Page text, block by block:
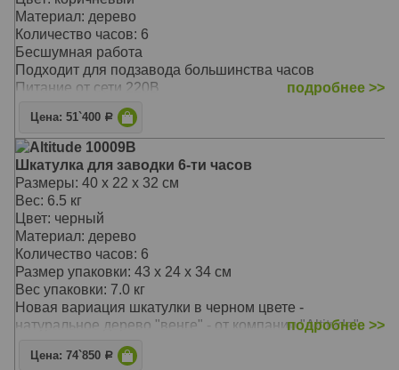
Материал: дерево
Количество часов: 6
Бесшумная работа
Подходит для подзавода большинства часов
Питание от сети 220В
Электронное табло последнего поколения
Материалы: дерево, отделка: черная кожа
3 направления вращения
от 650 до 1850 оборотов в сутки
возможность выбора пользовательского режима и
регулировка количества оборотов
Основной режим - 1850 оборотов в суткиПодушечка и
держатель - универсальные, размер регулируется под
конкретные часы
подробнее >>
Цена: 51`400 Р
Altitude 10009B
Шкатулка для заводки 6-ти часов
Размеры: 40 х 22 х 32 см
Вес: 6.5 кг
Цвет: черный
Материал: дерево
Количество часов: 6
Размер упаковки: 43 х 24 х 34 см
Вес упаковки: 7.0 кг
Новая вариация шкатулки в черном цвете -
натуральное дерево "венге" - от компании "Altitude"
подчеркивает Вашу индивидуальность.
Легкий доступ к часам, вместительный отсек для
подробнее >>
Цена: 74`850 Р